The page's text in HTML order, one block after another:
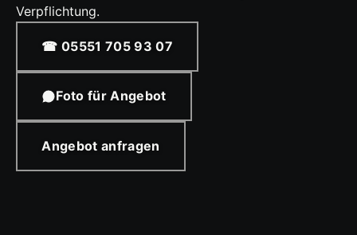
Verpflichtung.
☎ 05551 705 93 07
Foto für Angebot
Angebot anfragen